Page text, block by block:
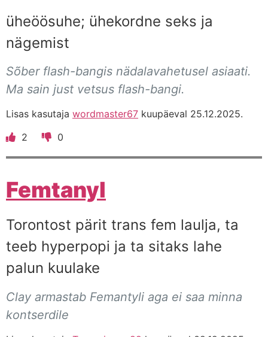
üheöösuhe; ühekordne seks ja
nägemist
Sõber flash-bangis nädalavahetusel asiaati.
Ma sain just vetsus flash-bangi.
Lisas kasutaja wordmaster67 kuupäeval 25.12.2025.
2
0
Femtanyl
Torontost pärit trans fem laulja, ta
teeb hyperpopi ja ta sitaks lahe
palun kuulake
Clay armastab Femantyli aga ei saa minna
kontserdile